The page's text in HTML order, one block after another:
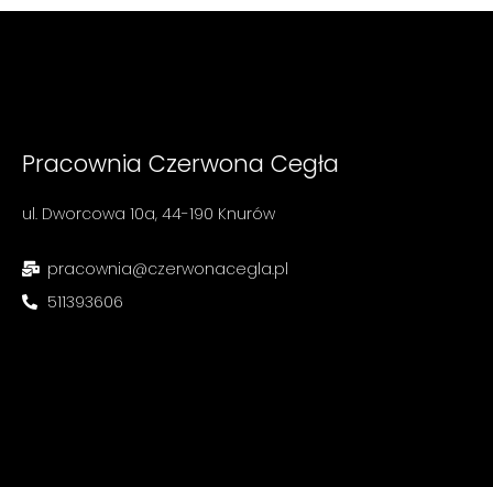
Pracownia Czerwona Cegła
ul. Dworcowa 10a, 44-190 Knurów
pracownia@czerwonacegla.pl
511393606